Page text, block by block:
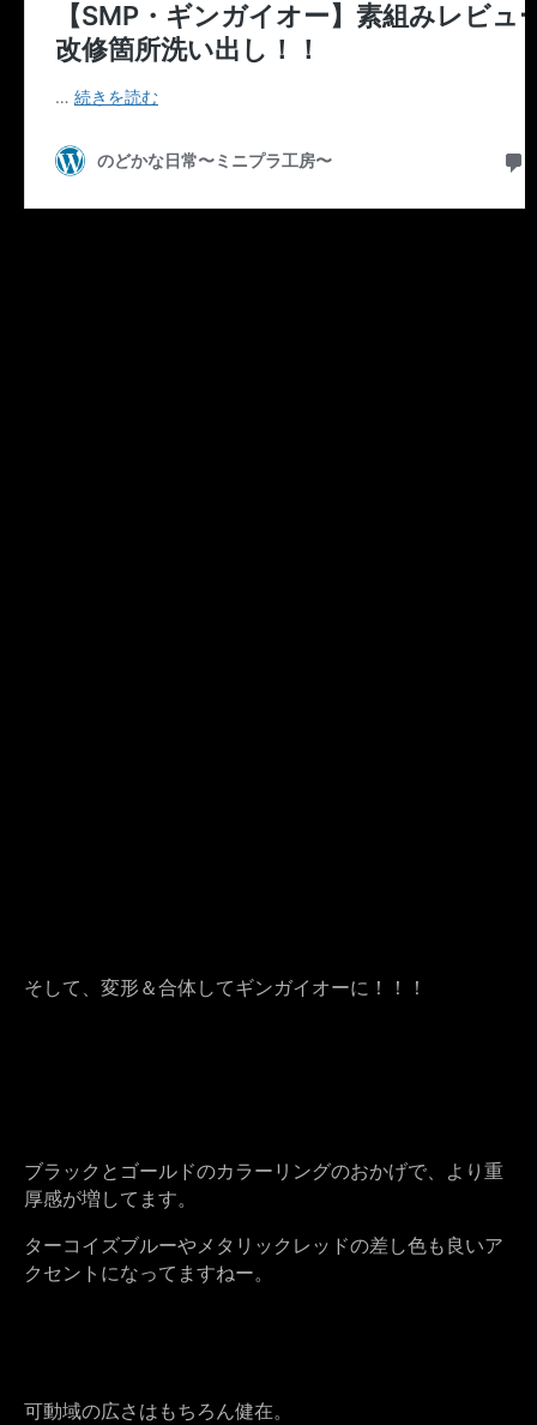
そして、変形＆合体してギンガイオーに！！！
ブラックとゴールドのカラーリングのおかげで、より重
厚感が増してます。
ターコイズブルーやメタリックレッドの差し色も良いア
クセントになってますねー。
可動域の広さはもちろん健在。